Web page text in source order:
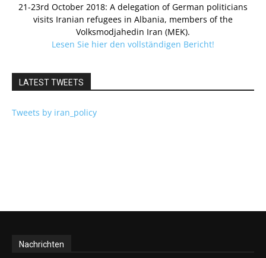
21-23rd October 2018: A delegation of German politicians
visits Iranian refugees in Albania, members of the
Volksmodjahedin Iran (MEK).
Lesen Sie hier den vollständigen Bericht!
LATEST TWEETS
Tweets by iran_policy
Nachrichten